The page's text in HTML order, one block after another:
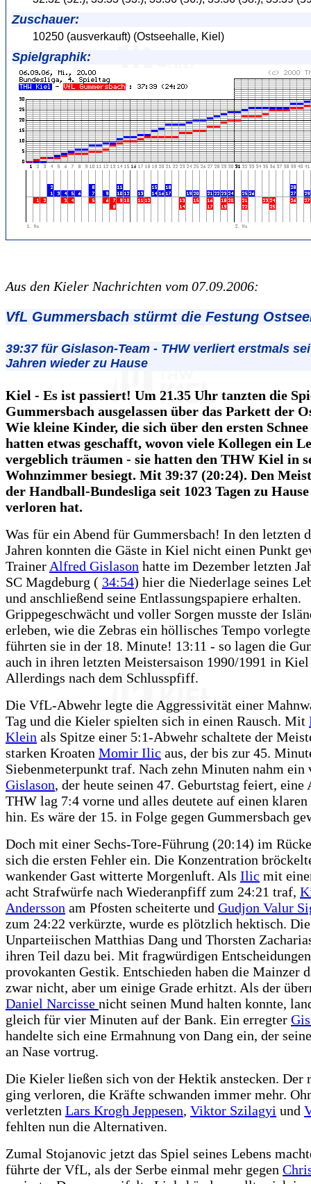
Zuschauer:
10250 (ausverkauft) (Ostseehalle, Kiel)
Spielgraphik:
Aus den Kieler Nachrichten vom 07.09.2006:
VfL Gummersbach stürmt die Festung
39:37 für Gislason-Team - THW verliert erstmals
Jahren wieder zu Hause
Kiel - Es ist passiert! Um 21.35 Uhr tanzten die
Gummersbach ausgelassen über das Parkett der
Wie kleine Kinder, die sich über den ersten
hatten etwas geschafft, wovon viele Kollegen ein
vergeblich träumen - sie hatten den THW Kiel in
Wohnzimmer besiegt. Mit 39:37 (20:24). Den
der Handball-Bundesliga seit 1023 Tagen zu
verloren hat.
Was für ein Abend für Gummersbach! In den letzten
Jahren konnten die Gäste in Kiel nicht einen Punkt
Trainer Alfred Gislason hatte im Dezember letzten
SC Magdeburg ( 34:54) hier die Niederlage seines
und anschließend seine Entlassungspapiere erhalten.
Grippegeschwächt und voller Sorgen musste der
erleben, wie die Zebras ein höllisches Tempo
führten sie in der 18. Minute! 13:11 - so lagen die
auch in ihren letzten Meistersaison 1990/1991 in
Allerdings nach dem Schlusspfiff.
Die VfL-Abwehr legte die Aggressivität einer
Tag und die Kieler spielten sich in einen Rausch. Mit
Klein als Spitze einer 5:1-Abwehr schaltete der
starken Kroaten Momir Ilic aus, der bis zur 45.
Siebenmeterpunkt traf. Nach zehn Minuten nahm
Gislason, der heute seinen 47. Geburtstag feiert, eine
THW lag 7:4 vorne und alles deutete auf einen
hin. Es wäre der 15. in Folge gegen Gummersbach
Doch mit einer Sechs-Tore-Führung (20:14) im
sich die ersten Fehler ein. Die Konzentration
wankender Gast witterte Morgenluft. Als Ilic mit
acht Strafwürfe nach Wiederanpfiff zum 24:21 traf,
Andersson am Pfosten scheiterte und Gudjon Valur
zum 24:22 verkürzte, wurde es plötzlich hektisch. Die
Unparteiischen Matthias Dang und Thorsten
ihren Teil dazu bei. Mit fragwürdigen
provokanten Gestik. Entschieden haben die Mainzer
zwar nicht, aber um einige Grade erhitzt. Als der
Daniel Narcisse nicht seinen Mund halten konnte,
gleich für vier Minuten auf der Bank. Ein erregter
handelte sich eine Ermahnung von Dang ein, der
an Nase vortrug.
Die Kieler ließen sich von der Hektik anstecken. Der
ging verloren, die Kräfte schwanden immer mehr.
verletzten Lars Krogh Jeppesen, Viktor Szilagyi und
fehlten nun die Alternativen.
Zumal Stojanovic jetzt das Spiel seines Lebens
führte der VfL, als der Serbe einmal mehr gegen